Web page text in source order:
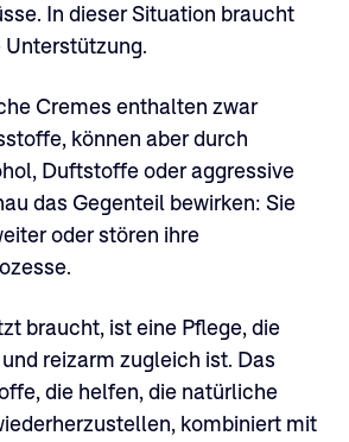
In dieser Situation braucht
Cremes enthalten zwar
können aber durch
Duftstoffe oder aggressive
das Gegenteil bewirken: Sie
oder stören ihre
braucht, ist eine Pflege, die
reizarm zugleich ist. Das
die helfen, die natürliche
kombiniert mit